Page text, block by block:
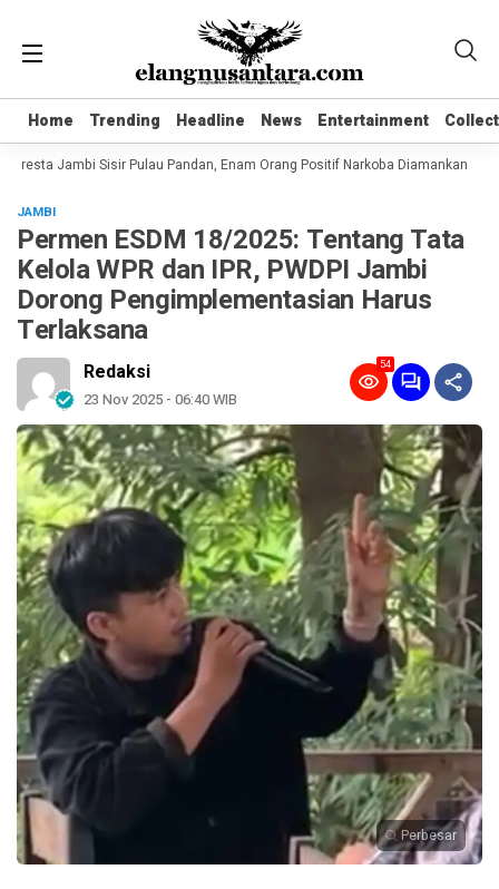
Home Trending Headline News Entertainment
Home Trending Headline News Entertainment
Jambi Sisir Pulau Pandan, Enam Orang Positif Narkoba Diamankan
JAMBI
Permen ESDM 18/2025: Tentang Tata
Kelola WPR dan IPR, PWDPI Jambi
Dorong Pengimplementasian Harus
Terlaksana
Redaksi
23 Nov 2025 - 06:40 WIB
54
Perbesar